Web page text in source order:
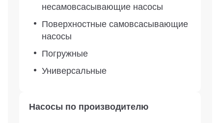
несамовсасывающие насосы
Поверхностные самовсасывающие
насосы
Погружные
Универсальные
Насосы по производителю